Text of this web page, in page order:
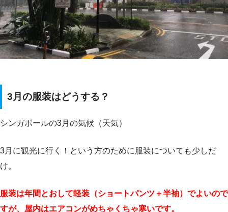
3月の服装はどうする？
シンガポールの3月の気候（天気）
3月に観光に行く！という方のために服装についても少しだ
け。
服装は年間とおして軽装（ショートパンツ＋半袖）でよいので
すが、屋内はエアコンがめちゃくちゃ寒いです。